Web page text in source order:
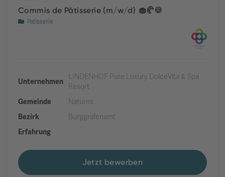
Commis de Pâtisserie (m/w/d) 🧁🥐🍪
Patisserie
Unternehmen
LINDENHOF Pure Luxury DolceVita & Spa
Resort
Gemeinde
Naturns
Bezirk
Burggrafenamt
Erfahrung
Jetzt bewerben